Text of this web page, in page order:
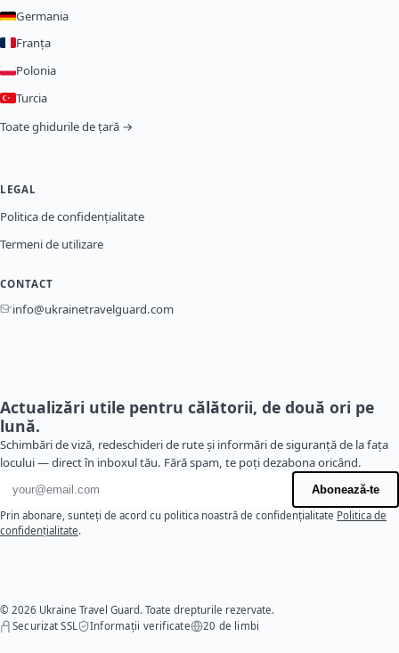
Germania
Franța
Polonia
Turcia
Toate ghidurile de țară →
LEGAL
Politica de confidențialitate
Termeni de utilizare
CONTACT
info@ukrainetravelguard.com
Actualizări utile pentru călătorii, de două ori pe
lună.
Schimbări de viză, redeschideri de rute și informări de siguranță de la fața
locului — direct în inboxul tău. Fără spam, te poți dezabona oricând.
Adresă de e-mail
Abonează-te
Prin abonare, sunteți de acord cu politica noastră de confidențialitate Politica de
confidențialitate.
© 2026 Ukraine Travel Guard. Toate drepturile rezervate.
Securizat SSL
Informații verificate 20 de limbi